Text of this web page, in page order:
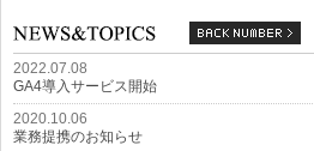
2022.07.08
GA4導入サービス開始
2020.10.06
業務提携のお知らせ